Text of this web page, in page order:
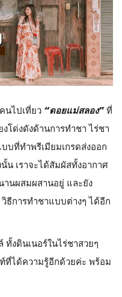
ไปเที่ยว “ดอยแม่สลอง”ที่
โด่งดังด้านการทำชา ไร่ชา
ที่ทำพรีเมียมเกรดส่งออก
น เราจะได้สัมผัสทั้งอากาศ
นผสมผสานอยู่ และยัง
ธีการทำชาแบบต่างๆ ได้อีก
งดินเนอร์ในไร่ชาสวยๆ
ได้ความรู้อีกด้วยค่ะ พร้อม